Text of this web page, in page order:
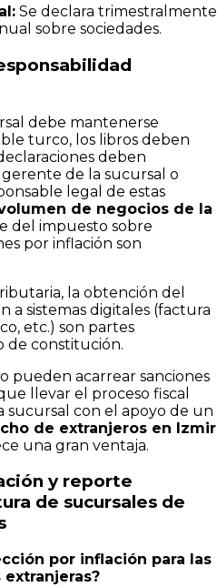
Se declara trimestralmente
sobre sociedades.
debe mantenerse
turco, los libros deben
deben
de la sucursal o
legal de estas
de negocios de la
del impuesto sobre
por inflación son
la obtención del
a sistemas digitales (factura
etc.) son partes
de constitución.
pueden acarrear sanciones
llevar el proceso fiscal
con el apoyo de un
de extranjeros en Izmir
una gran ventaja.
y reporte
de sucursales de
por inflación para las